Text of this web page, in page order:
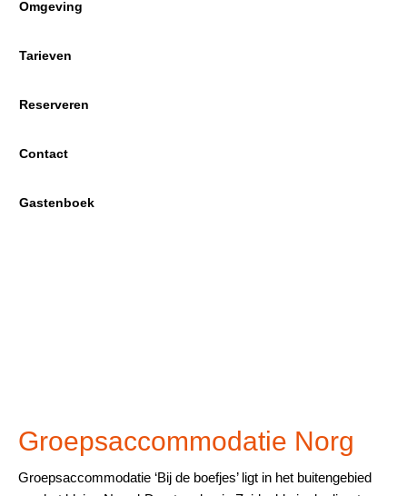
Omgeving
Tarieven
Reserveren
Contact
Gastenboek
Groepsaccommodatie Norg
Groepsaccommodatie ‘Bij de boefjes’ ligt in het buitengebied